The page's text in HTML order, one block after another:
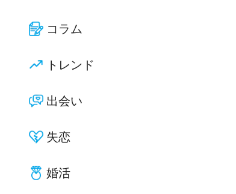
コラム
トレンド
出会い
失恋
婚活